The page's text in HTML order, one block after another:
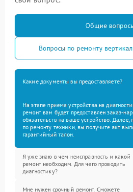
Общие
Вопросы по ремонту
Какие документы вы предоставляете?
На этапе приема устройства на
ремонт вам будет предоставлен заказ-
обязательств на ваше устройство.
по ремонту техники, вы получите акт
гарантийный талон.
Я уже знаю в чем неисправность и какой
ремонт необходим. Для чего проводить
диагностику?
Мне нужен срочный ремонт. Сможете